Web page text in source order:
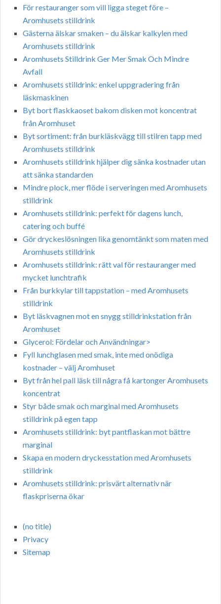
För restauranger som vill ligga steget före –
Aromhusets stilldrink
Gästerna älskar smaken – du älskar kalkylen med
Aromhusets stilldrink
Aromhusets Stilldrink Ger Mer Smak Och Mindre
Avfall
Aromhusets stilldrink: enkel uppgradering från
läskmaskinen
Byt bort flaskkaoset bakom disken mot koncentrat
från Aromhuset
Byt sortiment: från burkläskvägg till stilren tapp med
Aromhusets stilldrink
Aromhusets stilldrink hjälper dig sänka kostnader utan
att sänka standarden
Mindre plock, mer flöde i serveringen med Aromhusets
stilldrink
Aromhusets stilldrink: perfekt för dagens lunch,
catering och buffé
Gör dryckeslösningen lika genomtänkt som maten med
Aromhusets stilldrink
Aromhusets stilldrink: rätt val för restauranger med
mycket lunchtrafik
Från burkkylar till tappstation – med Aromhusets
stilldrink
Byt läskvagnen mot en snygg stilldrinkstation från
Aromhuset
Glycerol: Fördelar och Användningar>
Fyll lunchglasen med smak, inte med onödiga
kostnader – välj Aromhuset
Byt från hel pall läsk till några få kartonger Aromhusets
koncentrat
Styr både smak och marginal med Aromhusets
stilldrink på egen tapp
Aromhusets stilldrink: byt pantflaskan mot bättre
marginal
Skapa en modern dryckesstation med Aromhusets
stilldrink
Aromhusets stilldrink: prisvärt alternativ när
flaskpriserna ökar
(no title)
Privacy
Sitemap